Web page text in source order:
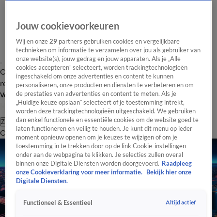
Overzicht Laatste nieuws Regionieuws Het beste van Hart
Tip de
redactie
Volg Hart van Nederland
Zoeken
OverzichtRegioUitzendingenWeerTip de redactiePanelVideo's
Jouw cookievoorkeuren
Wij en onze29 partners gebruiken cookies en vergelijkbare
technieken om informatie te verzamelen over jou als gebruiker van
onze website(s), jouw gedrag en jouw apparaten. Als je „Alle
cookies accepteren” selecteert, worden trackingtechnologieën
ingeschakeld om onze advertenties en content te kunnen
personaliseren, onze producten en diensten te verbeteren en om
de prestaties van advertenties en content te meten. Als je
„Huidige keuze opslaan” selecteert of je toestemming intrekt,
worden deze trackingtechnologieën uitgeschakeld. We gebruiken
dan enkel functionele en essentiële cookies om de website goed te
laten functioneren en veilig te houden. Je kunt dit menu op ieder
moment opnieuw openen om je keuzes te wijzigen of om je
toestemming in te trekken door op de link Cookie-instellingen
onder aan de webpagina te klikken. Je selecties zullen overal
binnen onze Digitale Diensten worden doorgevoerd. Raadpleeg
onze Cookieverklaring voor meer informatie.
Bekijk hier onze
Digitale Diensten.
Functioneel & Essentieel Altijd actief